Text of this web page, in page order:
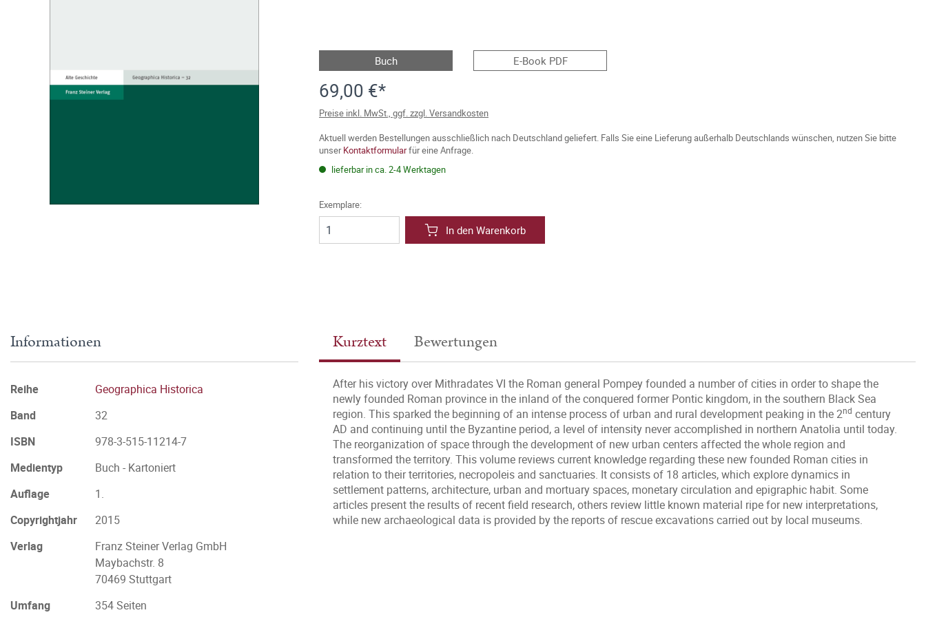
Buch E-Book PDF
69,00 €*
Preise inkl. MwSt., ggf. zzgl. Versandkosten
Aktuell werden Bestellungen ausschließlich nach Deutschland geliefert. Falls Sie eine Lieferung außerhalb Deutschlands wünschen, nutzen Sie bitte
unserKontaktformularfür eine Anfrage.
lieferbar in ca. 2-4 Werktagen
Exemplare:
In den Warenkorb
Kurztext Bewertungen
After his victory over Mithradates VI the Roman general Pompey founded a number of cities in order to shape the
newly founded Roman province in the inland of the conquered former Pontic kingdom, in the southern Black Sea
region. This sparked the beginning of an intense process of urban and rural development peaking in the 2nd century
AD and continuing until the Byzantine period, a level of intensity never accomplished in northern Anatolia until today.
The reorganization of space through the development of new urban centers affected the whole region and
transformed the territory. This volume reviews current knowledge regarding these new founded Roman cities in
relation to their territories, necropoleis and sanctuaries. It consists of 18 articles, which explore dynamics in
settlement patterns, architecture, urban and mortuary spaces, monetary circulation and epigraphic habit. Some
articles present the results of recent field research, others review little known material ripe for new interpretations,
while new archaeological data is provided by the reports of rescue excavations carried out by local museums.
Informationen
Reihe
Geographica Historica
Band
32
ISBN
978-3-515-11214-7
Medientyp
Buch - Kartoniert
Auflage
1.
Copyrightjahr
2015
Verlag
Franz Steiner Verlag GmbH
Maybachstr. 8
70469 Stuttgart
Umfang
354 Seiten